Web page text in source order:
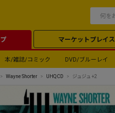
マーケットプレイス
本/雑誌/コミック DVD/ブルーレイ
Wayne Shorter UHQCD ジュジュ +2